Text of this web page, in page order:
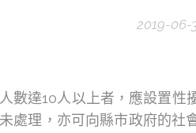
2019-06-
數達10人以上者，應設置
處理，亦可向縣市政府的